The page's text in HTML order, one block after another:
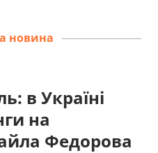
новина
в Україні
на
Федорова